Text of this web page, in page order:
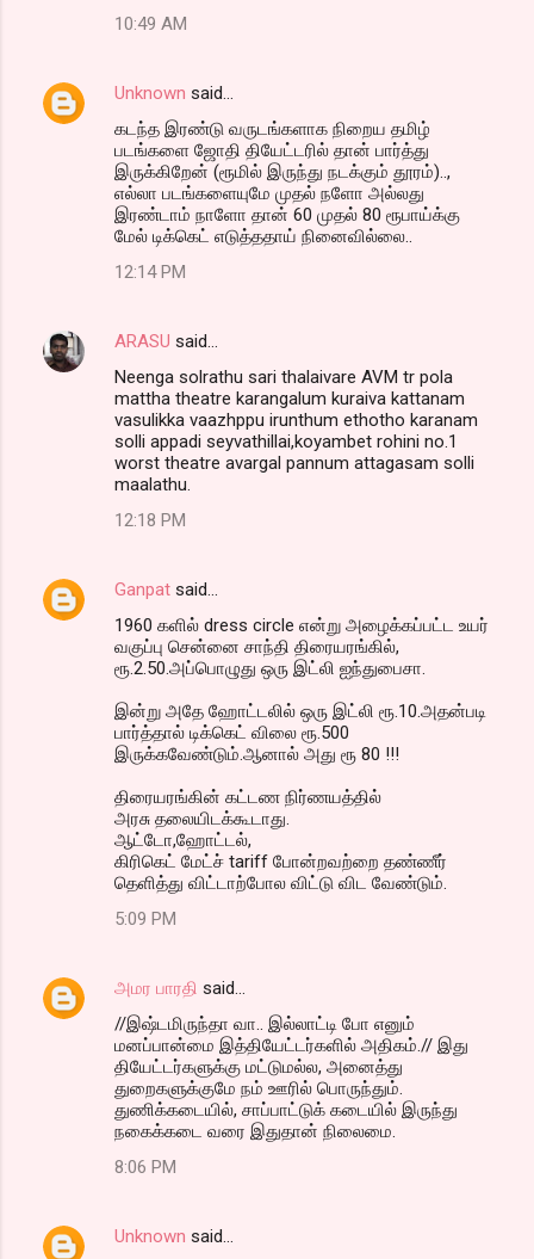
10:49 AM
Unknown said…
கடந்த இரண்டு வருடங்களாக நிறைய தமிழ்
படங்களை ஜோதி தியேட்டரில் தான் பார்த்து
இருக்கிறேன் (ரூமில் இருந்து நடக்கும் தூரம்)..,
எல்லா படங்களையுமே முதல் நளோ அல்லது
இரண்டாம் நாளோ தான் 60 முதல் 80 ரூபாய்க்கு
மேல் டிக்கெட் எடுத்ததாய் நினைவில்லை..
12:14 PM
ARASU said…
Neenga solrathu sari thalaivare AVM tr pola
mattha theatre karangalum kuraiva kattanam
vasulikka vaazhppu irunthum ethotho karanam
solli appadi seyvathillai,koyambet rohini no.1
worst theatre avargal pannum attagasam solli
maalathu.
12:18 PM
Ganpat said…
1960 களில் dress circle என்று அழைக்கப்பட்ட உயர்
வகுப்பு சென்னை சாந்தி திரையரங்கில்,
ரூ.2.50.அப்பொழுது ஒரு இட்லி ஐந்துபைசா.
இன்று அதே ஹோட்டலில் ஒரு இட்லி ரூ.10.அதன்படி
பார்த்தால் டிக்கெட் விலை ரூ.500
இருக்கவேண்டும்.ஆனால் அது ரூ 80 !!!
திரையரங்கின் கட்டண நிர்ணயத்தில்
அரசு தலையிடக்கூடாது.
ஆட்டோ,ஹோட்டல்,
கிரிகெட் மேட்ச் tariff போன்றவற்றை தண்ணீர்
தெளித்து விட்டாற்போல விட்டு விட வேண்டும்.
5:09 PM
அமர பாரதி said…
//இஷ்டமிருந்தா வா.. இல்லாட்டி போ எனும்
மனப்பான்மை இத்தியேட்டர்களில் அதிகம்.// இது
தியேட்டர்களுக்கு மட்டுமல்ல, அனைத்து
துறைகளுக்குமே நம் ஊரில் பொருந்தும்.
துணிக்கடையில், சாப்பாட்டுக் கடையில் இருந்து
நகைக்கடை வரை இதுதான் நிலைமை.
8:06 PM
Unknown said…